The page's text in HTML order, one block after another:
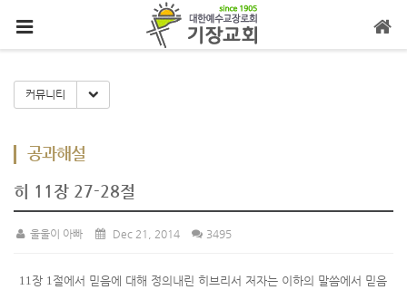
커뮤니티 Toggle Dropdown
공과해설
히 11장 27-28절
울울이 아빠 Dec 21, 2014 3495
11장 1절에서 믿음에 대해 정의내린 히브리서 저자는 이하의 말씀에서 믿음